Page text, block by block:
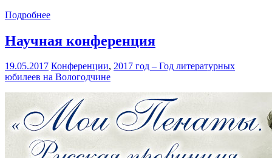
Подробнее
Научная конференция
19.05.2017 Конференции, 2017 год – Год литературных
юбилеев на Вологодчине